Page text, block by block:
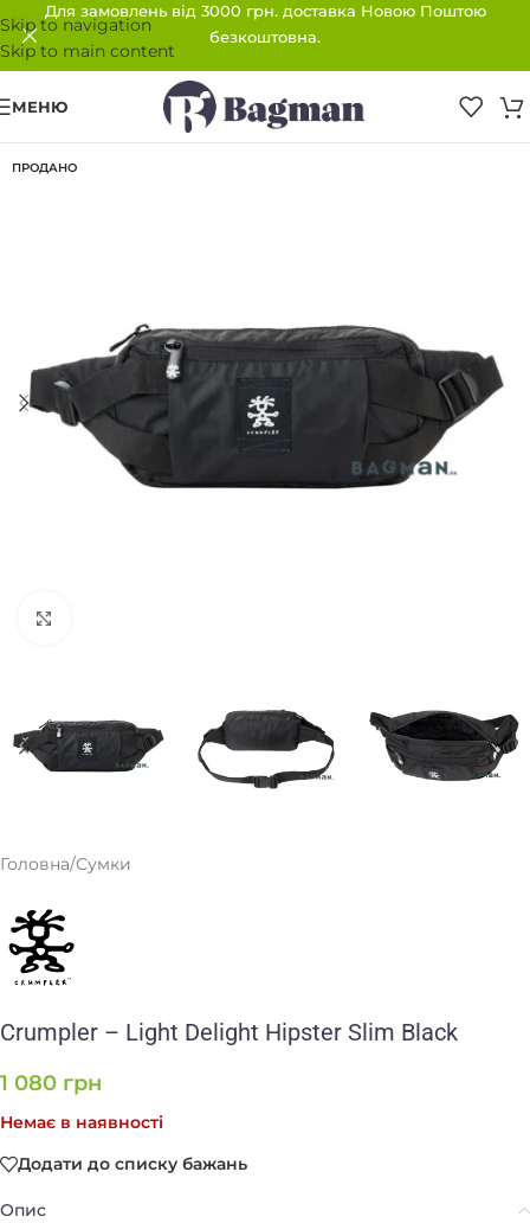
Skip to navigation
Skip to main content
Для замовлень від 3000 грн. доставка Новою Поштою
безкоштовна.
МЕНЮ
ПРОДАНО
Головна/Сумки
Crumpler – Light Delight Hipster Slim Black
1 080 грн
Немає в наявності
Додати до списку бажань
Опис